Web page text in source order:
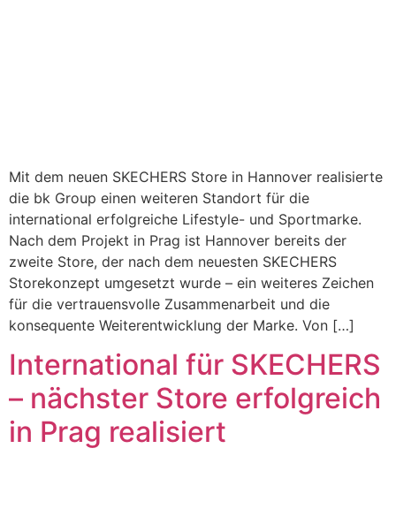
Mit dem neuen SKECHERS Store in Hannover realisierte
die bk Group einen weiteren Standort für die
international erfolgreiche Lifestyle- und Sportmarke.
Nach dem Projekt in Prag ist Hannover bereits der
zweite Store, der nach dem neuesten SKECHERS
Storekonzept umgesetzt wurde – ein weiteres Zeichen
für die vertrauensvolle Zusammenarbeit und die
konsequente Weiterentwicklung der Marke. Von […]
International für SKECHERS
– nächster Store erfolgreich
in Prag realisiert